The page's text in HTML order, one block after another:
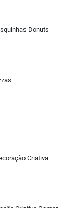
Donuts
Criativa